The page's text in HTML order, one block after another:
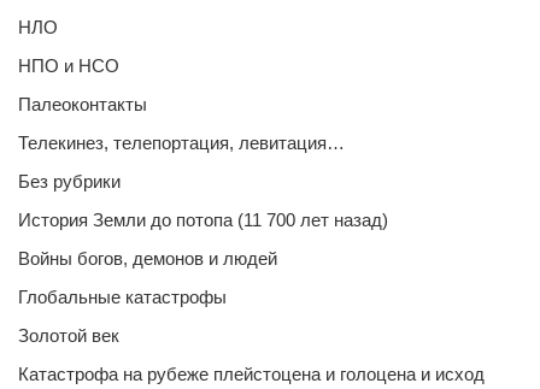
НЛО
НПО и НСО
Палеоконтакты
Телекинез, телепортация, левитация…
Без рубрики
История Земли до потопа (11 700 лет назад)
Войны богов, демонов и людей
Глобальные катастрофы
Золотой век
Катастрофа на рубеже плейстоцена и голоцена и исход